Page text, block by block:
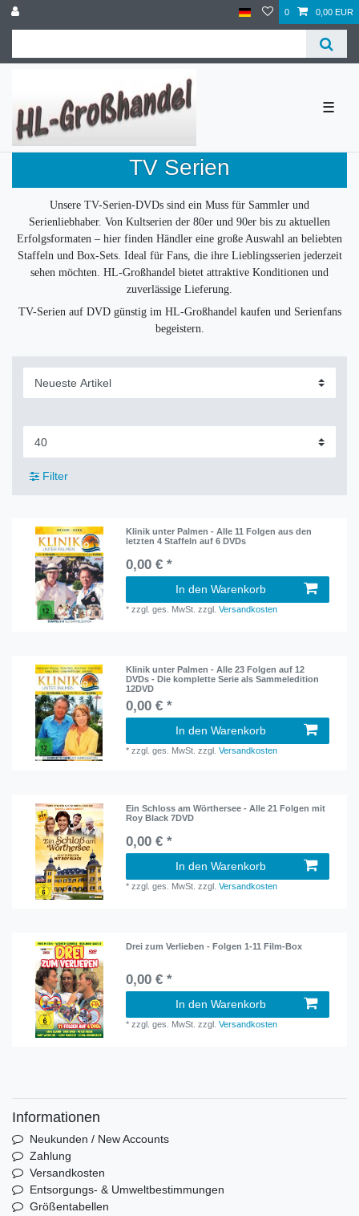
0 0,00 EUR
☰
TV Serien
Unsere TV-Serien-DVDs sind ein Muss für Sammler und
Serienliebhaber. Von Kultserien der 80er und 90er bis zu aktuellen
Erfolgsformaten – hier finden Händler eine große Auswahl an beliebten
Staffeln und Box-Sets. Ideal für Fans, die ihre Lieblingsserien jederzeit
sehen möchten. HL-Großhandel bietet attraktive Konditionen und
zuverlässige Lieferung.
TV-Serien auf DVD günstig im HL-Großhandel kaufen und Serienfans
begeistern.
Filter
Klinik unter Palmen - Alle 11 Folgen aus den
letzten 4 Staffeln auf 6 DVDs
0,00 € *
In den Warenkorb
*zzgl. ges. MwSt. zzgl.Versandkosten
Klinik unter Palmen - Alle 23 Folgen auf 12
DVDs - Die komplette Serie als Sammeledition
12DVD
0,00 € *
In den Warenkorb
*zzgl. ges. MwSt. zzgl.Versandkosten
Ein Schloss am Wörthersee - Alle 21 Folgen mit
Roy Black 7DVD
0,00 € *
In den Warenkorb
*zzgl. ges. MwSt. zzgl.Versandkosten
Drei zum Verlieben - Folgen 1-11 Film-Box
0,00 € *
In den Warenkorb
*zzgl. ges. MwSt. zzgl.Versandkosten
Informationen
Neukunden / New Accounts
Zahlung
Versandkosten
Entsorgungs- & Umweltbestimmungen
Größentabellen